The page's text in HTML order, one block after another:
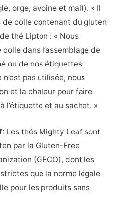
orge, avoine et malt). » Il
de colle contenant du gluten
thé Lipton : « Nous
colle dans l’assemblage de
ou de nos étiquettes.
n’est pas utilisée, nous
et la chaleur pour faire
l’étiquette et au sachet. »
: Les thés Mighty Leaf sont
par la Gluten-Free
(GFCO), dont les
que la norme légale
pour les produits sans